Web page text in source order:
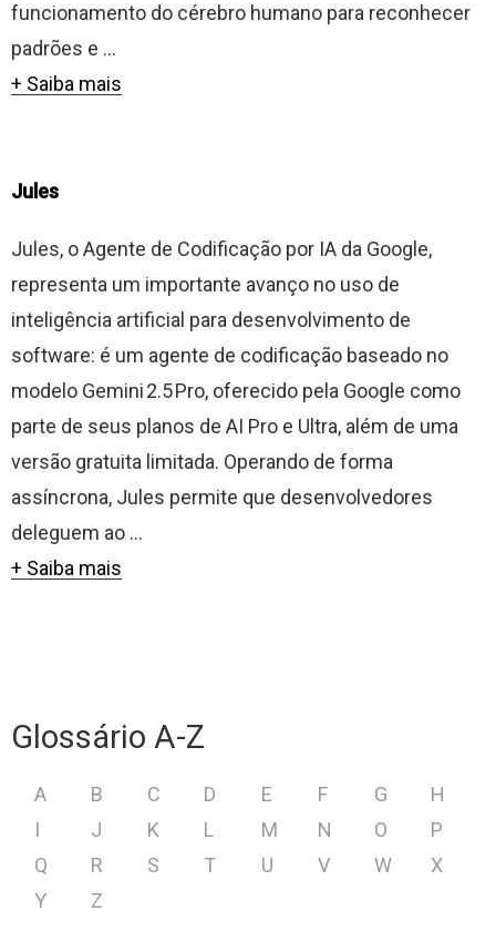
funcionamento do cérebro humano para reconhecer
padrões e ...
+ Saiba mais
Jules
Jules, o Agente de Codificação por IA da Google,
representa um importante avanço no uso de
inteligência artificial para desenvolvimento de
software: é um agente de codificação baseado no
modelo Gemini 2.5 Pro, oferecido pela Google como
parte de seus planos de AI Pro e Ultra, além de uma
versão gratuita limitada. Operando de forma
assíncrona, Jules permite que desenvolvedores
deleguem ao ...
+ Saiba mais
Glossário A-Z
A B C D E F G
H
I
J K L M N O
P
Q
R S T U V W
X
Y
Z